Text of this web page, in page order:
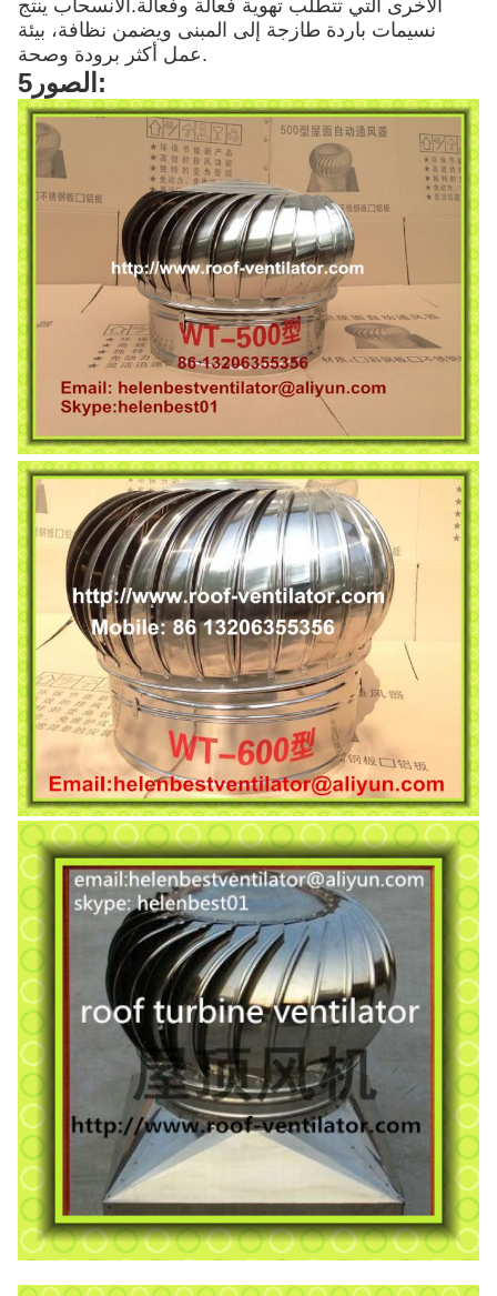
الأخرى التي تتطلب تهوية فعالة وفعالة.الانسحاب ينتج
نسيمات باردة طازجة إلى المبنى ويضمن نظافة، بيئة
عمل أكثر برودة وصحة.
5الصور: